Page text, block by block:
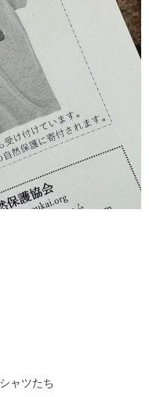
ャツたち